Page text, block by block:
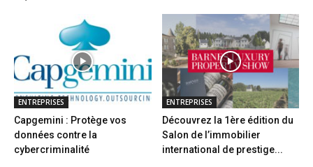
ENTREPRISES
Capgemini : Protège vos
données contre la
cybercriminalité
ENTREPRISES
Découvrez la 1ère édition du
Salon de l’immobilier
international de prestige...